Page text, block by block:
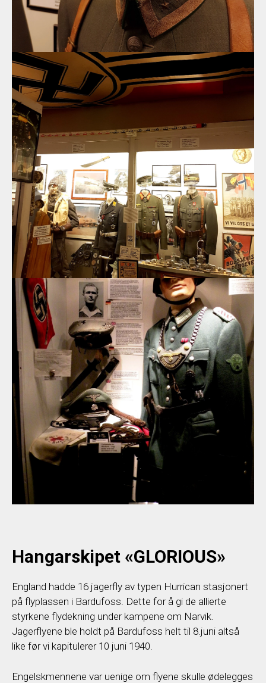
Hangarskipet «GLORIOUS»
England hadde 16 jagerfly av typen Hurrican stasjonert
på flyplassen i Bardufoss. Dette for å gi de allierte
styrkene flydekning under kampene om Narvik.
Jagerflyene ble holdt på Bardufoss helt til 8.juni altså
like før vi kapitulerer 10 juni 1940.
Engelskmennene var uenige om flyene skulle ødelegges